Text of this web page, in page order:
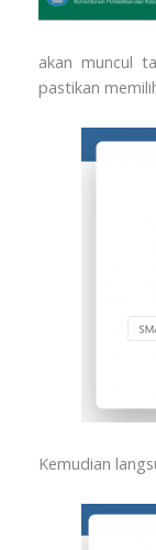
akan muncul
pastikan
Kemudian